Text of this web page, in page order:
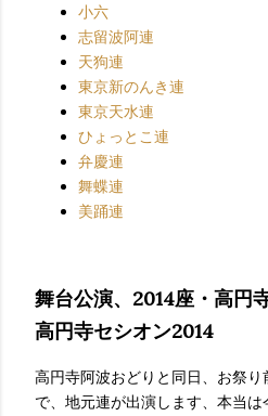
小六
志留波阿連
天狗連
東京新のんき連
東京天水連
ひょっとこ連
弁慶連
舞蝶連
美踊連
舞台公演、2014座・高円
高円寺セシオン2014
高円寺阿波おどりと同日、お祭
で、地元連が出演します、本当